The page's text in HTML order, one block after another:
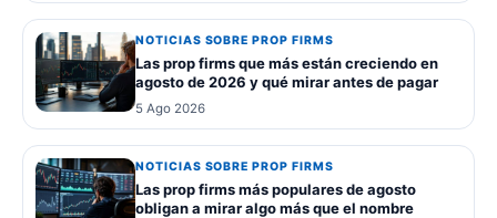
NOTICIAS SOBRE PROP FIRMS
Las prop firms que más están creciendo en
agosto de 2026 y qué mirar antes de pagar
5 Ago 2026
NOTICIAS SOBRE PROP FIRMS
Las prop firms más populares de agosto
obligan a mirar algo más que el nombre